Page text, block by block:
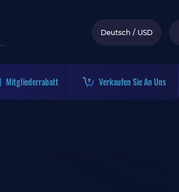
Deutsch / USD
Mitgliederrabatt Verkaufen Sie An Uns